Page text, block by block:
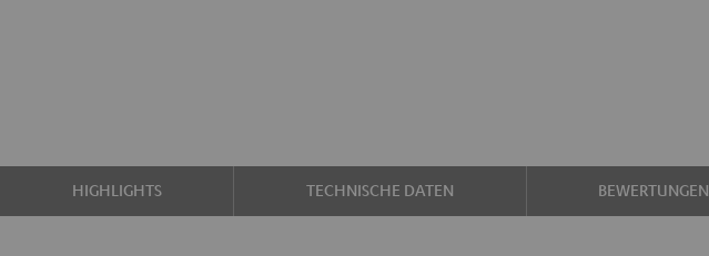
HIGHLIGHTS TECHNISCHE DATEN BEWERTUNGEN